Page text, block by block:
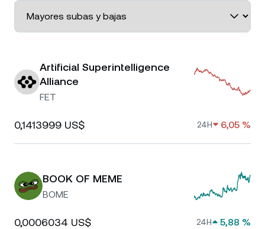
Artificial Superintelligence
Alliance
FET
0,1413999 US$ 24H 6,05 %
BOOK OF MEME
BOME
0,0006034 US$ 24H 5,88 %